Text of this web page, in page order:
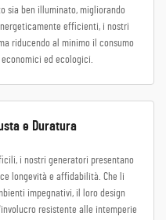
sia ben illuminato, migliorando
efficienti, i nostri
riducendo al minimo il consumo
ed ecologici.
e Duratura
i nostri generatori presentano
longevità e affidabilità. Che li
impegnativi, il loro design
resistente alle intemperie